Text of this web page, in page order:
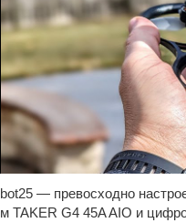
— превосходно
TAKER G4 45A AIO и